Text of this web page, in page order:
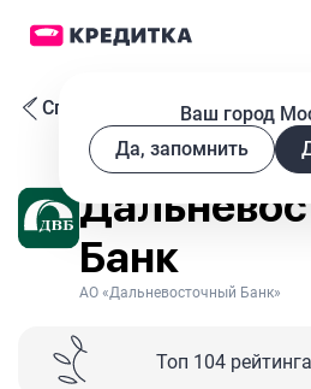
Ваш город
Да, запомнить
Список банков
Банк
АО «Дальневосточный Банк»
Топ 104